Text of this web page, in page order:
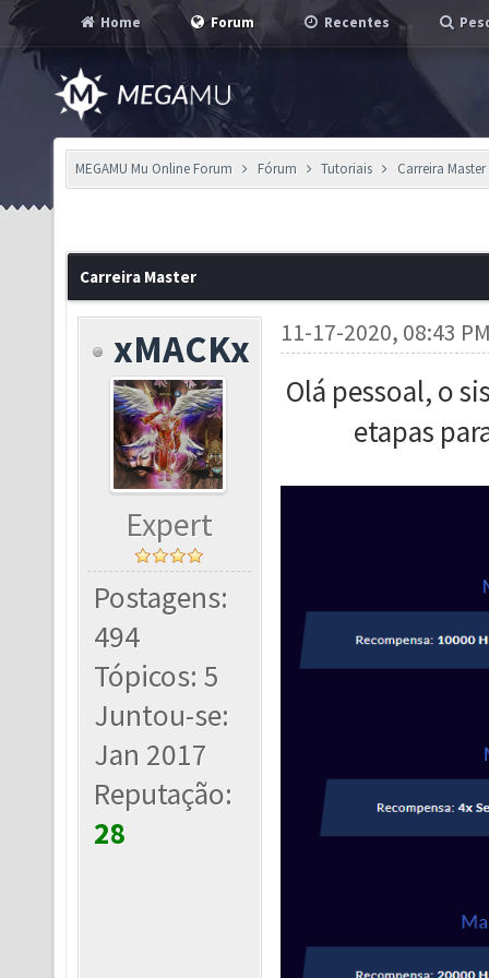
Home Forum Recentes
MEGAMU Mu Online Forum Fórum Tutoriais Carreira Master
Carreira Master
xMACKx
Expert
Postagens:
494
Tópicos: 5
Juntou-se:
Jan 2017
Reputação:
28
11-17-2020, 08:43
Olá pessoal, o
etapas